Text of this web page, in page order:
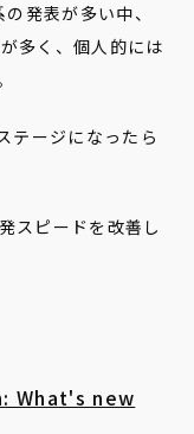
発表が多い中、
多く、個人的には
ージになったら
スピードを改善し
What's new